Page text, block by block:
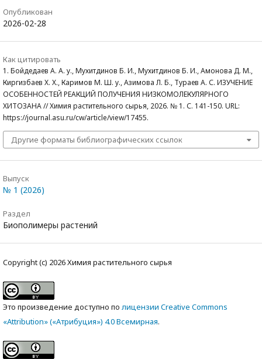
Опубликован
2026-02-28
Как цитировать
1. Бойдедаев А. А. у., Мухитдинов Б. И., Мухитдинов Б. И., Амонова Д. М.,
Киргизбаев Х. Х., Каримов М. Ш. у., Азимова Л. Б., Тураев А. С. ИЗУЧЕНИЕ
ОСОБЕННОСТЕЙ РЕАКЦИЙ ПОЛУЧЕНИЯ НИЗКОМОЛЕКУЛЯРНОГО
ХИТОЗАНА // Химия растительного сырья, 2026. № 1. С. 141-150. URL:
https://journal.asu.ru/cw/article/view/17455.
Другие форматы библиографических ссылок
Выпуск
№ 1 (2026)
Раздел
Биополимеры растений
Copyright (c) 2026 Химия растительного сырья
Это произведение доступно по лицензии Creative Commons
«Attribution» («Атрибуция») 4.0 Всемирная.